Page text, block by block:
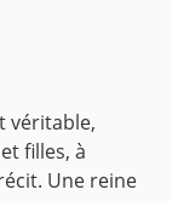
véritable,
filles, à
Une reine